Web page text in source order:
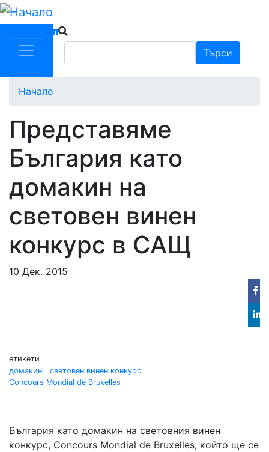
Търси
Начало
Представяме
България като
домакин на
световен винен
конкурс в САЩ
10 Дек. 2015
етикети
домакин
световен винен конкурс
Concours Mondial de Bruxelles
България като домакин на световния винен
конкурс, Concours Mondial de Bruxelles, който ще се